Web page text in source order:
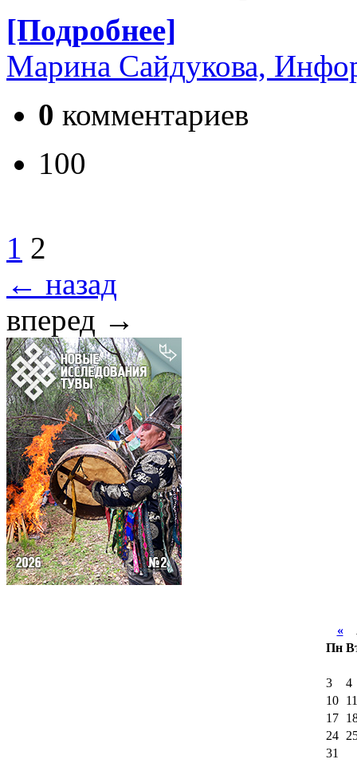
[Подробнее]
Марина Сайдукова,
0 комментариев
100
1 2
← назад
вперед →
«
Пн
3
4
10
11
17
24
31